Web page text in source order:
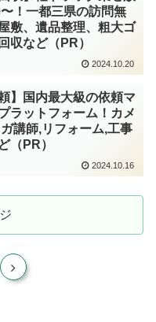
！一都三県の訪問無
敷、遺品整理、粗大ゴ
収など（PR）
2024.10.20
】国内最大級の依頼マ
ラットフォーム！カメ
講師,リフォーム,工事
（PR）
2024.10.16